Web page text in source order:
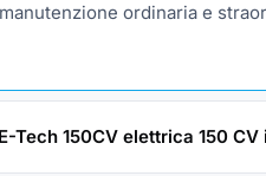
ordinaria e
Tech 150CV elettrica 150 CV